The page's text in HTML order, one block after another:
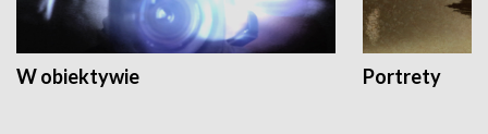
W obiektywie Portrety